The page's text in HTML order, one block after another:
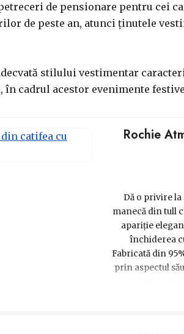
de pensionare pentru cei
de peste an, atunci ținutele
stilului vestimentar
în cadrul acestor evenimente
Rochie
Dă o privire
manecă din tull
apariție
închiderea
Fabricată din
prin aspectul
o petrecere